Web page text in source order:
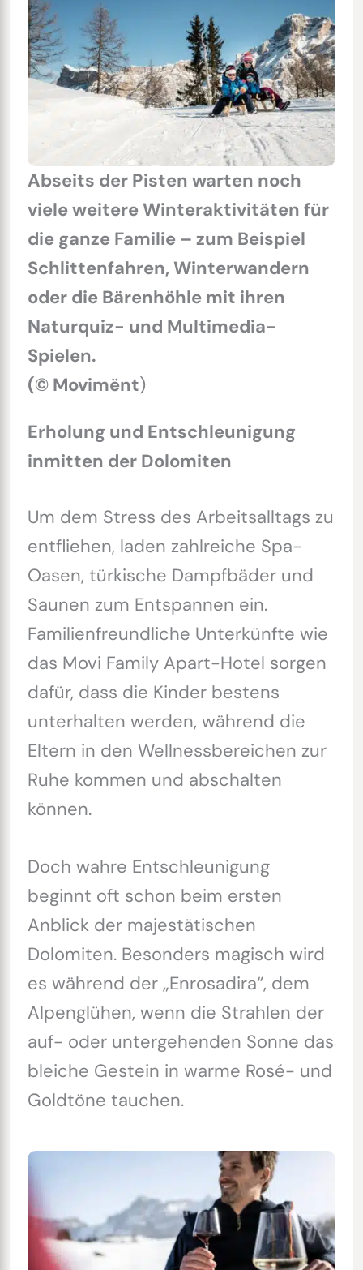
Abseits der Pisten warten noch
viele weitere Winteraktivitäten für
die ganze Familie – zum Beispiel
Schlittenfahren, Winterwandern
oder die Bärenhöhle mit ihren
Naturquiz- und Multimedia-
Spielen.
(© Movimënt)
Erholung und Entschleunigung
inmitten der Dolomiten
Um dem Stress des Arbeitsalltags zu
entfliehen, laden zahlreiche Spa-
Oasen, türkische Dampfbäder und
Saunen zum Entspannen ein.
Familienfreundliche Unterkünfte wie
das Movi Family Apart-Hotel sorgen
dafür, dass die Kinder bestens
unterhalten werden, während die
Eltern in den Wellnessbereichen zur
Ruhe kommen und abschalten
können.
Doch wahre Entschleunigung
beginnt oft schon beim ersten
Anblick der majestätischen
Dolomiten. Besonders magisch wird
es während der „Enrosadira“, dem
Alpenglühen, wenn die Strahlen der
auf- oder untergehenden Sonne das
bleiche Gestein in warme Rosé- und
Goldtöne tauchen.